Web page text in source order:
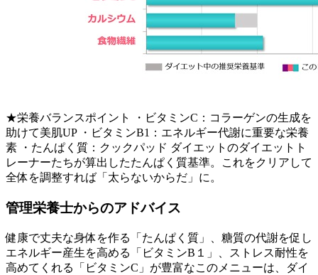
★栄養バランスポイント ・ビタミンC：コラーゲンの生成を
助けて美肌UP ・ビタミンB1：エネルギー代謝に重要な栄養
素 ・たんぱく質：クックパッド ダイエットのダイエットト
レーナーたちが算出したたんぱく質基準。これをクリアして
全体を調整すれば「太らないからだ」に。
管理栄養士からのアドバイス
健康で丈夫な身体を作る「たんぱく質」、糖質の代謝を促し
エネルギー産生を高める「ビタミンB１」、ストレス耐性を
高めてくれる「ビタミンC」が豊富なこのメニューは、ダイ